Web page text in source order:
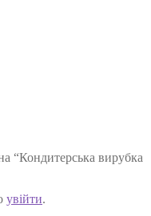
“Кондитерська вирубка
увійти.